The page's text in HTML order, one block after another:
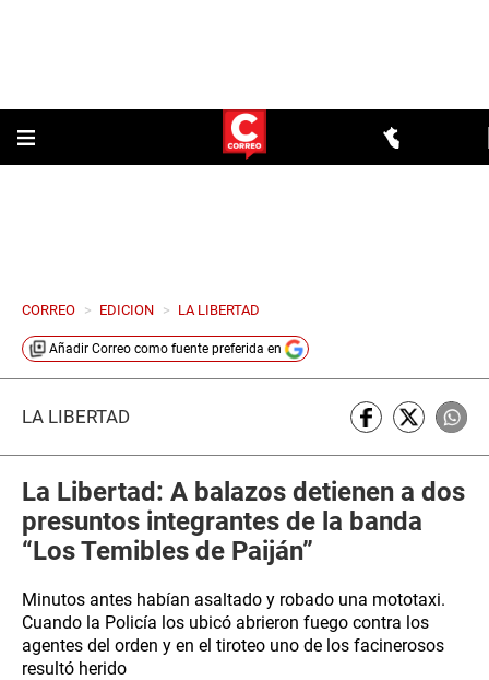
CORREO > EDICION > LA LIBERTAD
Añadir Correo como fuente preferida en
LA LIBERTAD
La Libertad: A balazos detienen a dos
presuntos integrantes de la banda
“Los Temibles de Paiján”
Minutos antes habían asaltado y robado una mototaxi.
Cuando la Policía los ubicó abrieron fuego contra los
agentes del orden y en el tiroteo uno de los facinerosos
resultó herido